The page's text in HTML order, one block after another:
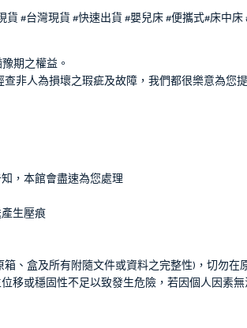
#台灣現貨 #快速出貨 #嬰兒床 #便攜式#床
期之權益。
非人為損壞之瑕疵及故障，我們都很樂意為您
，本館會盡速為您處理
生壓痕
、盒及所有附隨文件或資料之完整性)，切勿
移或穩固性不足以致發生危險，若因個人因